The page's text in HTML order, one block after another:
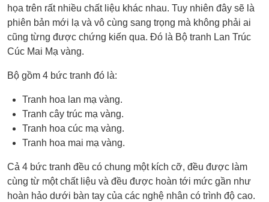
họa trên rất nhiều chất liệu khác nhau. Tuy nhiên đây sẽ là
phiên bản mới lạ và vô cùng sang trọng mà không phải ai
cũng từng được chứng kiến qua. Đó là Bộ tranh Lan Trúc
Cúc Mai Mạ vàng.
Bộ gồm 4 bức tranh đó là:
Tranh hoa lan mạ vàng.
Tranh cây trúc mạ vàng.
Tranh hoa cúc mạ vàng.
Tranh hoa mai mạ vàng.
Cả 4 bức tranh đều có chung một kích cỡ, đều được làm
cùng từ một chất liệu và đều được hoàn tới mức gần như
hoàn hảo dưới bàn tay của các nghệ nhân có trình độ cao.